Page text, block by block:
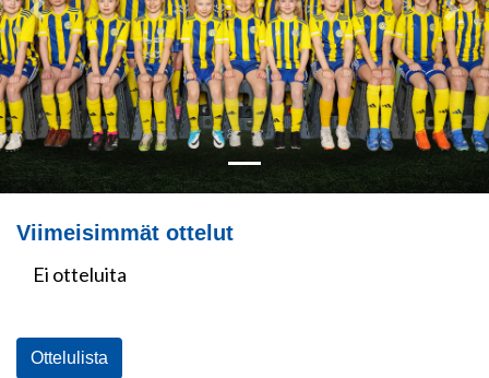
Previous
Viimeisimmät ottelut
Ei otteluita
Ottelulista